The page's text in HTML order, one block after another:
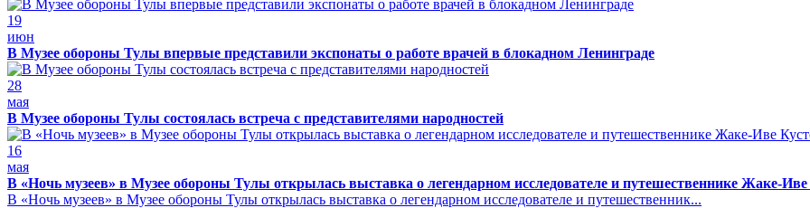
19
июн
В Музее обороны Тулы впервые представили экспонаты о работе врачей в блокадном Ленинграде
28
мая
В Музее обороны Тулы состоялась встреча с представителями народностей
16
мая
В «Ночь музеев» в Музее обороны Тулы открылась выставка о легендарном исследователе и путешественнике Жаке-
В «Ночь музеев» в Музее обороны Тулы открылась выставка о легендарном исследователе и путешественник...